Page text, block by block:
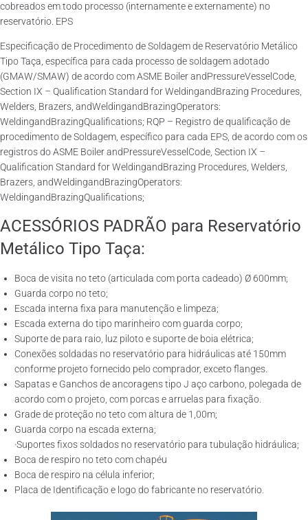
cobreados em todo processo (internamente e externamente) no
reservatório. EPS
Especificação de Procedimento de Soldagem de Reservatório Metálico
Tipo Taça, específica para cada processo de soldagem adotado
(GMAW/SMAW) de acordo com ASME Boiler andPressureVesselCode,
Section IX – Qualification Standard for WeldingandBrazing Procedures,
Welders, Brazers, andWeldingandBrazingOperators:
WeldingandBrazingQualifications; RQP – Registro de qualificação de
procedimento de Soldagem, específico para cada EPS, de acordo com os
registros do ASME Boiler andPressureVesselCode, Section IX –
Qualification Standard for WeldingandBrazing Procedures, Welders,
Brazers, andWeldingandBrazingOperators:
WeldingandBrazingQualifications;
ACESSÓRIOS PADRÃO para Reservatório
Metálico Tipo Taça:
Boca de visita no teto (articulada com porta cadeado) Ø 600mm;
Guarda corpo no teto;
Escada interna fixa para manutenção e limpeza;
Escada externa do tipo marinheiro com guarda corpo;
Suporte de para raio, luz piloto e suporte de boia elétrica;
Conexões soldadas no reservatório para hidráulicas até 150mm
conforme projeto fornecido pelo comprador, exceto flanges.
Sapatas e Ganchos de ancoragens tipo J aço carbono, polegada de
acordo com o projeto, com porcas e arruelas para fixação.
Grade de proteção no teto com altura de 1,00m;
Guarda corpo na escada externa;
·Suportes fixos soldados no reservatório para tubulação hidráulica;
Boca de respiro no teto com chapéu
Boca de respiro na célula inferior;
Placa de Identificação e logo do fabricante no reservatório.